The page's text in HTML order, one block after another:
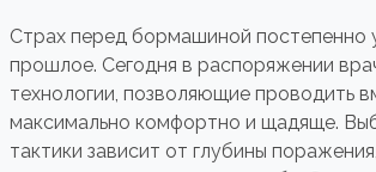
Страх перед бормашиной постепенно
прошлое. Сегодня в распоряжении
технологии, позволяющие проводить
максимально комфортно и щадяще.
тактики зависит от глубины